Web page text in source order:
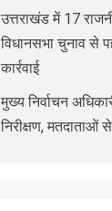
उत्तराखंड में 17
विधानसभा चुनाव से
कार्रवाई
मुख्य निर्वाचन
निरीक्षण, मतदाताओं